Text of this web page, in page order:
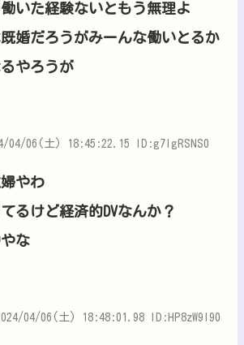
いた経験ないともう無理よ
婚だろうがみーんな働いとるか
やろうが
04/06(土) 18:45:22.15 ID:g7lgRSNS0
やわ
るけど経済的DVなんか？
な
04/06(土) 18:48:01.98 ID:HP8zW9l90